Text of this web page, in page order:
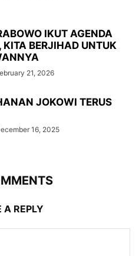
IKUT AGENDA
KITA BERJIHAD UNTUK
21, 2026
JOKOWI TERUS
16, 2025
A REPLY